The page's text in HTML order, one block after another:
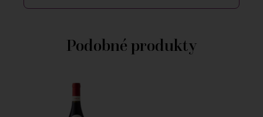
Podobné produkty